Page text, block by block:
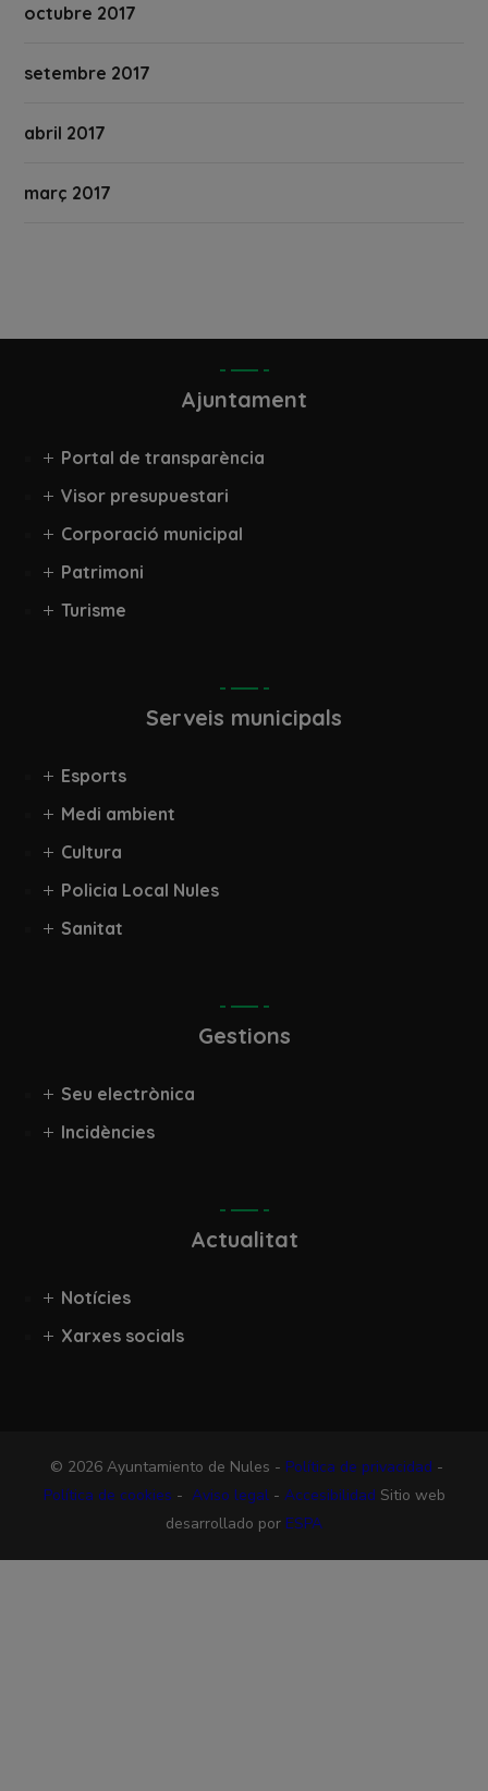
octubre 2017
setembre 2017
abril 2017
març 2017
Ajuntament
Portal de transparència
Visor presupuestari
Corporació municipal
Patrimoni
Turisme
Serveis municipals
Esports
Medi ambient
Cultura
Policia Local Nules
Sanitat
Gestions
Seu electrònica
Incidències
Actualitat
Notícies
Xarxes socials
© 2026 Ayuntamiento de Nules - Política de privacidad -
Política de cookies - Aviso legal- Accesibilidad Sitio web
desarrollado por ESPA